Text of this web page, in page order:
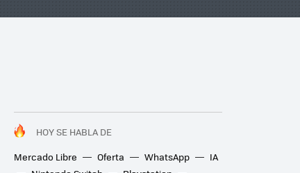
HOY SE HABLA DE
Mercado Libre
Oferta WhatsApp
IA